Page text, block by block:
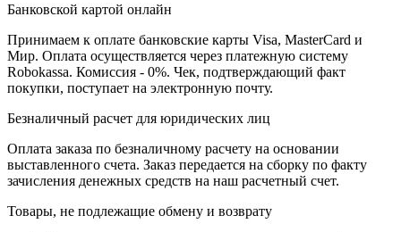
Банковской картой онлайн
Принимаем к оплате банковские карты Visa, MasterCard и
Мир. Оплата осуществляется через платежную систему
Robokassa. Комиссия - 0%. Чек, подтверждающий факт
покупки, поступает на электронную почту.
Безналичный расчет для юридических лиц
Оплата заказа по безналичному расчету на основании
выставленного счета. Заказ передается на сборку по факту
зачисления денежных средств на наш расчетный счет.
Товары, не подлежащие обмену и возврату